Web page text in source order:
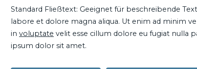
Standard Fließtext: Geeignet für beschreibende
labore et dolore magna aliqua. Ut enim ad minim
in voluptate velit esse cillum dolore eu fugiat nulla
ipsum dolor sit amet.